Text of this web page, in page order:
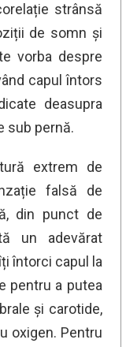
strânsă
de somn și
vorba despre
capul întors
deasupra
sub pernă.
extrem de
falsă de
din punct de
un adevărat
întorci capul la
pentru a putea
și carotide,
oxigen. Pentru